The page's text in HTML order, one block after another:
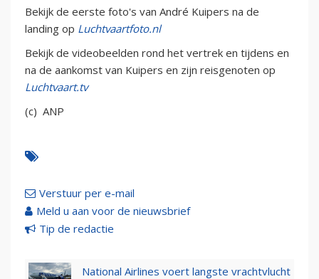
Bekijk de eerste foto's van André Kuipers na de
landing op Luchtvaartfoto.nl
Bekijk de videobeelden rond het vertrek en tijdens en
na de aankomst van Kuipers en zijn reisgenoten op
Luchtvaart.tv
(c) ANP
Verstuur per e-mail
Meld u aan voor de nieuwsbrief
Tip de redactie
National Airlines voert langste vrachtvlucht